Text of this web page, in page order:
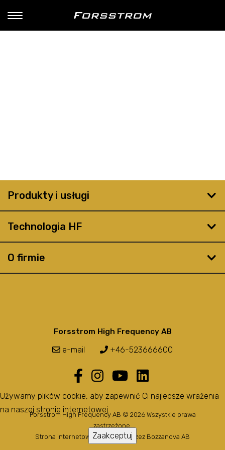
Produkty i usługi
Technologia HF
O firmie
Forsstrom High Frequency AB
e-mail +46-523666600
Forsstrom High Frequency AB © 2026 Wszystkie prawa
zastrzeżone.
Strona internetowa stworzona przez Bozzanova AB
Używamy plików cookie, aby zapewnić Ci najlepsze wrażenia
na naszej stronie internetowej.
Zaakceptuj